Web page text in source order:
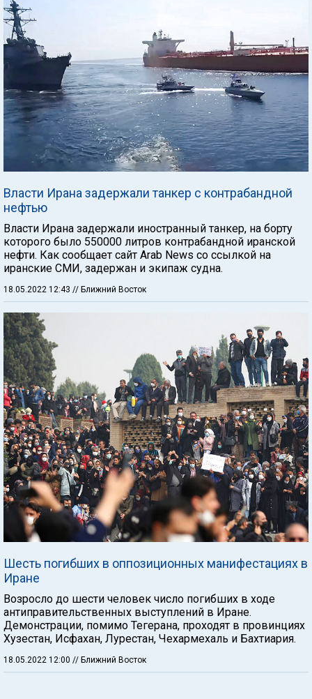
Власти Ирана задержали танкер с контрабандной
нефтью
Власти Ирана задержали иностранный танкер, на борту
которого было 550000 литров контрабандной иранской
нефти. Как сообщает сайт Arab News со ссылкой на
иранские СМИ, задержан и экипаж судна.
18.05.2022 12:43 // Ближний Восток
Шесть погибших в оппозиционных манифестациях в
Иране
Возросло до шести человек число погибших в ходе
антиправительственных выступлений в Иране.
Демонстрации, помимо Тегерана, проходят в провинциях
Хузестан, Исфахан, Лурестан, Чехармехаль и Бахтиария.
18.05.2022 12:00 // Ближний Восток